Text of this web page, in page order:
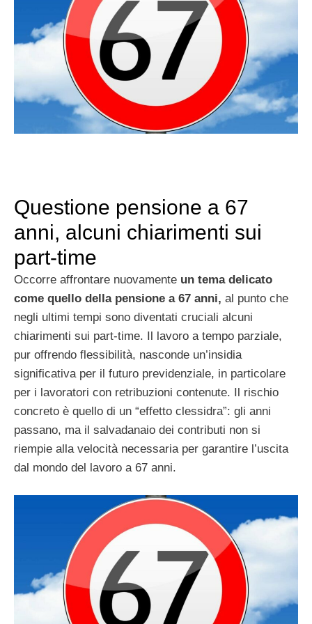
Questione pensione a 67
anni, alcuni chiarimenti sui
part-time
Occorre affrontare nuovamente un tema delicato
come quello della pensione a 67 anni, al punto che
negli ultimi tempi sono diventati cruciali alcuni
chiarimenti sui part-time. Il lavoro a tempo parziale,
pur offrendo flessibilità, nasconde un’insidia
significativa per il futuro previdenziale, in particolare
per i lavoratori con retribuzioni contenute. Il rischio
concreto è quello di un “effetto clessidra”: gli anni
passano, ma il salvadanaio dei contributi non si
riempie alla velocità necessaria per garantire l’uscita
dal mondo del lavoro a 67 anni.